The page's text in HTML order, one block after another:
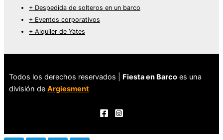
+ Despedida de solteros en un barco
+ Eventos corporativos
+ Alquiler de Yates
Todos los derechos reservados | Fiesta en Barco es una
división de Argiesment